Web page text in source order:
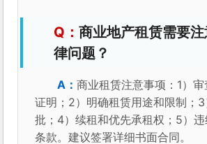
商业地产租赁需要
律问题？
商业租赁注意事项：1）
证明；2）明确租赁用途和限制；
批；4）续租和优先承租权；5）
条款。建议签署详细书面合同。